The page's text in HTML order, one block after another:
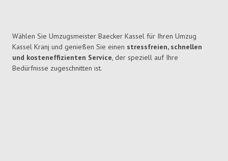
Wählen Sie Umzugsmeister Baecker Kassel für Ihren Umzug
Kassel Kranj und genießen Sie einen stressfreien, schnellen
und kosteneffizienten Service, der speziell auf Ihre
Bedürfnisse zugeschnitten ist.